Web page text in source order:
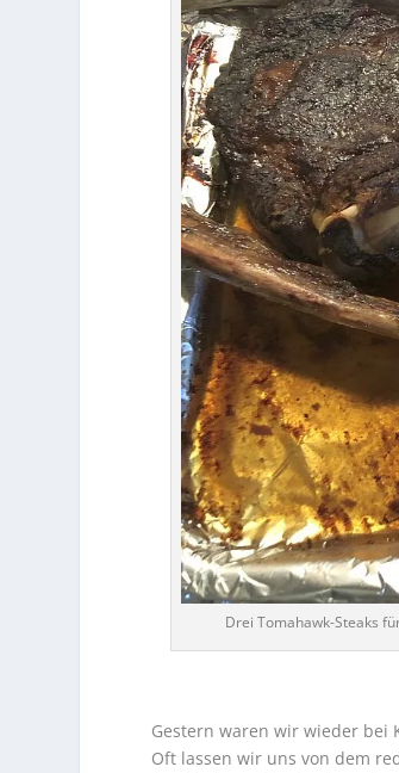
Drei Tomahawk-Steaks
Gestern waren wir wieder bei
Oft lassen wir uns von dem